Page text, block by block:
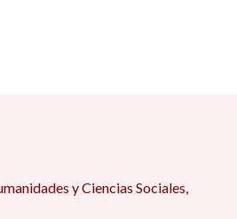
y Ciencias Sociales,